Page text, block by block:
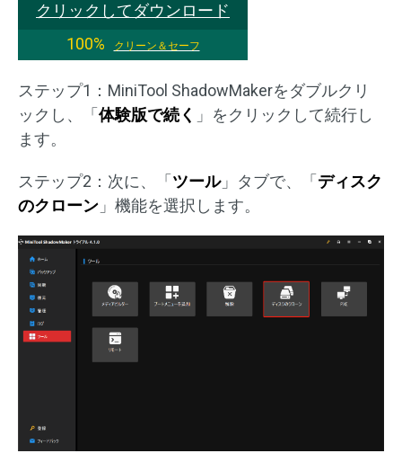
クリックしてダウンロード
100%
クリーン＆セーフ
ステップ1：MiniTool ShadowMakerをダブルクリ
ックし、「 体験版で続く 」をクリックして続行し
ます。
ステップ2：次に、「 ツール」タブで、「 ディスク
のクローン 」機能を選択します。